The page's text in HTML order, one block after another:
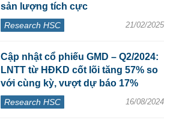
sản lượng tích cực
Research HSC 21/02/2025
Cập nhật cổ phiếu GMD – Q2/2024:
LNTT từ HĐKD cốt lõi tăng 57% so
với cùng kỳ, vượt dự báo 17%
Research HSC 16/08/2024